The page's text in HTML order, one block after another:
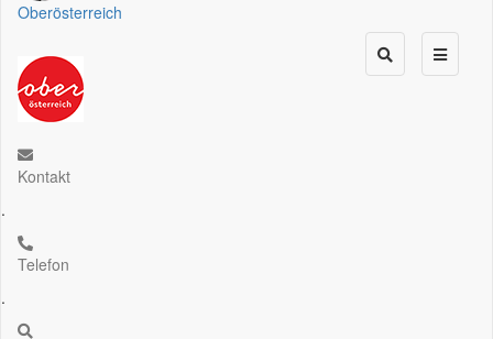
Oberösterreich
Kontakt
.
Telefon
.